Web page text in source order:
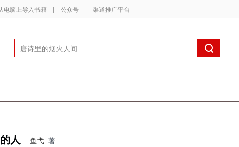
电脑上导入书籍 | 公众号 | 渠道推广平台
人 鱼弋 著